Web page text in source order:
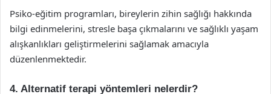
Psiko-eğitim programları, bireylerin zihin sağlığı hakkında
bilgi edinmelerini, stresle başa çıkmalarını ve sağlıklı yaşam
alışkanlıkları geliştirmelerini sağlamak amacıyla
düzenlenmektedir.
4. Alternatif terapi yöntemleri nelerdir?